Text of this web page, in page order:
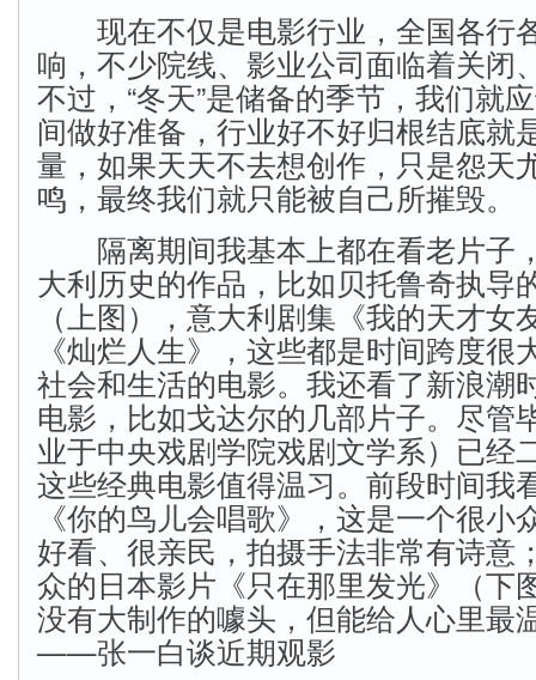
现在不仅是电影行业，全国各行
响，不少院线、影业公司面临着关闭
不过，“冬天”是储备的季节，我们就
间做好准备，行业好不好归根结底就
量，如果天天不去想创作，只是怨天
鸣，最终我们就只能被自己所摧毁。
隔离期间我基本上都在看老片子
大利历史的作品，比如贝托鲁奇执导
（上图），意大利剧集《我的天才女
《灿烂人生》，这些都是时间跨度很
社会和生活的电影。我还看了新浪潮
电影，比如戈达尔的几部片子。尽管
业于中央戏剧学院戏剧文学系）已经
这些经典电影值得温习。前段时间我
《你的鸟儿会唱歌》，这是一个很小
好看、很亲民，拍摄手法非常有诗意
众的日本影片《只在那里发光》（下
没有大制作的噱头，但能给人心里最
——张一白谈近期观影